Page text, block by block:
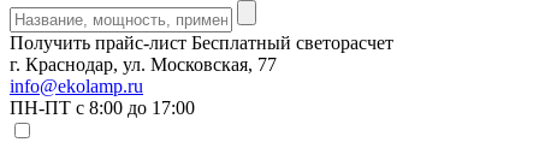
Получить прайс-лист Бесплатный светорасчет
г. Краснодар, ул. Московская, 77
info@ekolamp.ru
ПН-ПТ с 8:00 до 17:00